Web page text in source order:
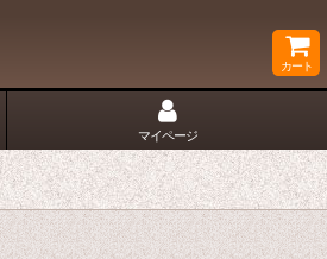
カート
マイページ